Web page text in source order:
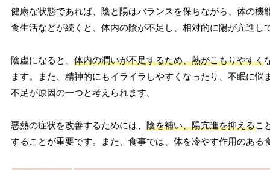
健康な状態であれば、陰と陽はバランスを保ちながら、体の
食生活などが続くと、体内の陰が不足し、相対的に陽が亢進
陰虚になると、 体内の潤いが不足するため、熱がこもりやすく
ます。また、精神的にもイライラしやすくなったり、不眠に
不足が原因の一つと考えられます。
悪熱の症状を改善するためには、 陰を補い、陽亢進を抑えるこ
することが重要です。また、食事では、体を冷やす作用のある